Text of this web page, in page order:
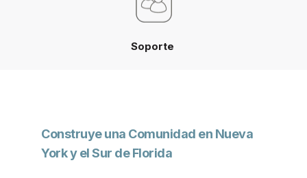
Soporte
Construye una Comunidad en Nueva
York y el Sur de Florida